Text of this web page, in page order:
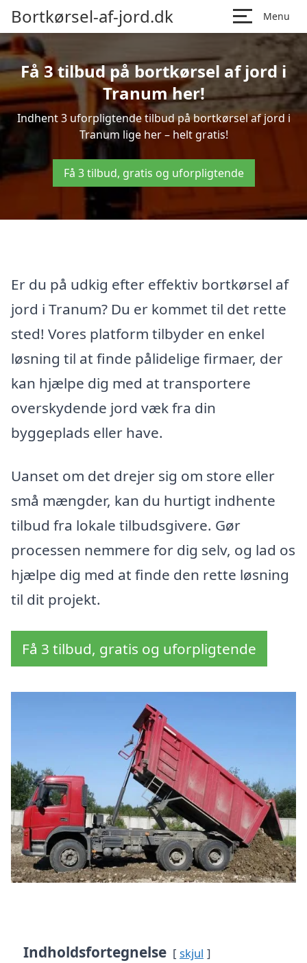
Bortkørsel-af-jord.dk Menu
Få 3 tilbud på bortkørsel af jord i
Tranum her!
Indhent 3 uforpligtende tilbud på bortkørsel af jord i
Tranum lige her – helt gratis!
Få 3 tilbud, gratis og uforpligtende
Er du på udkig efter effektiv bortkørsel af
jord i Tranum? Du er kommet til det rette
sted! Vores platform tilbyder en enkel
løsning til at finde pålidelige firmaer, der
kan hjælpe dig med at transportere
overskydende jord væk fra din
byggeplads eller have.
Uanset om det drejer sig om store eller
små mængder, kan du hurtigt indhente
tilbud fra lokale tilbudsgivere. Gør
processen nemmere for dig selv, og lad os
hjælpe dig med at finde den rette løsning
til dit projekt.
Få 3 tilbud, gratis og uforpligtende
Indholdsfortegnelse skjul